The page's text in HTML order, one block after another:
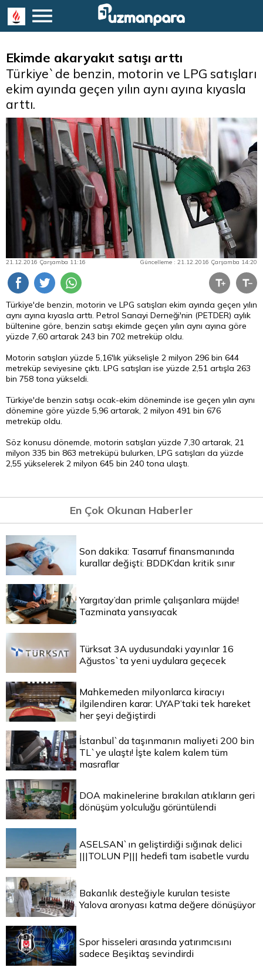
Ekimde akaryakıt satışı arttı
Türkiye`de benzin, motorin ve LPG satışları
ekim ayında geçen yılın aynı ayına kıyasla
arttı.
21.12.2016 Çarşamba 11:16 Güncelleme : 21.12.2016 Çarşamba 14:20
Türkiye'de benzin, motorin ve LPG satışları ekim ayında geçen yılın
aynı ayına kıyasla arttı. Petrol Sanayi Derneği'nin (PETDER) aylık
bültenine göre, benzin satışı ekimde geçen yılın aynı ayına göre
yüzde 7,60 artarak 243 bin 702 metreküp oldu.
Motorin satışları yüzde 5,16'lık yükselişle 2 milyon 296 bin 644
metreküp seviyesine çıktı. LPG satışları ise yüzde 2,51 artışla 263
bin 758 tona yükseldi.
Türkiye'de benzin satışı ocak-ekim döneminde ise geçen yılın aynı
dönemine göre yüzde 5,96 artarak, 2 milyon 491 bin 676
metreküp oldu.
Söz konusu dönemde, motorin satışları yüzde 7,30 artarak, 21
milyon 335 bin 863 metreküpü bulurken, LPG satışları da yüzde
2,55 yükselerek 2 milyon 645 bin 240 tona ulaştı.
En Çok Okunan Haberler
Son dakika: Tasarruf finansmanında
kurallar değişti: BDDK’dan kritik sınır
Yargıtay’dan primle çalışanlara müjde!
Tazminata yansıyacak
Türksat 3A uydusundaki yayınlar 16
Ağustos`ta yeni uydulara geçecek
Mahkemeden milyonlarca kiracıyı
ilgilendiren karar: UYAP’taki tek hareket
her şeyi değiştirdi
İstanbul`da taşınmanın maliyeti 200 bin
TL`ye ulaştı! İşte kalem kalem tüm
masraflar
DOA makinelerine bırakılan atıkların geri
dönüşüm yolculuğu görüntülendi
ASELSAN`ın geliştirdiği sığınak delici
|||TOLUN P||| hedefi tam isabetle vurdu
Bakanlık desteğiyle kurulan tesiste
Yalova aronyası katma değere dönüşüyor
Spor hisseleri arasında yatırımcısını
sadece Beşiktaş sevindirdi